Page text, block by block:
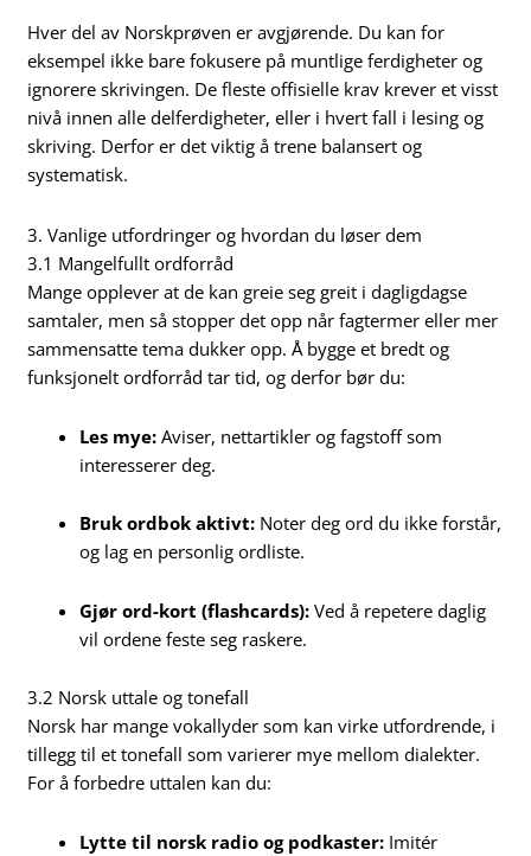
Hver del av Norskprøven er avgjørende. Du kan for
eksempel ikke bare fokusere på muntlige ferdigheter og
ignorere skrivingen. De fleste offisielle krav krever et visst
nivå innen alle delferdigheter, eller i hvert fall i lesing og
skriving. Derfor er det viktig å trene balansert og
systematisk.
3. Vanlige utfordringer og hvordan du løser dem
3.1 Mangelfullt ordforråd
Mange opplever at de kan greie seg greit i dagligdagse
samtaler, men så stopper det opp når fagtermer eller mer
sammensatte tema dukker opp. Å bygge et bredt og
funksjonelt ordforråd tar tid, og derfor bør du:
Les mye: Aviser, nettartikler og fagstoff som
interesserer deg.
Bruk ordbok aktivt: Noter deg ord du ikke forstår,
og lag en personlig ordliste.
Gjør ord-kort (flashcards): Ved å repetere daglig
vil ordene feste seg raskere.
3.2 Norsk uttale og tonefall
Norsk har mange vokallyder som kan virke utfordrende, i
tillegg til et tonefall som varierer mye mellom dialekter.
For å forbedre uttalen kan du:
Lytte til norsk radio og podkaster: Imitér